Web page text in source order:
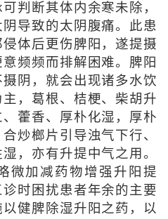
判断其体内余寒未除，
导致的太阴腹痛。此患
体后更伤脾阳，遂提摄
频频而排解困难。脾阳
阴，就会出现诸多水饮
，葛根、桔梗、柴胡升
藿香、厚朴化湿，厚朴
炒榔片引导浊气下行、
，亦有升提中气之用。
微加减药物增强升阳提
时困扰患者年余的主要
健脾除湿升阳之药，以